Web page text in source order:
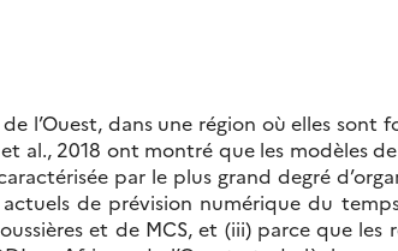
l’Ouest, dans une région où elles sont
al., 2018 ont montré que les modèles
par le plus grand degré
de prévision numérique du
et de MCS, et (iii) parce que les